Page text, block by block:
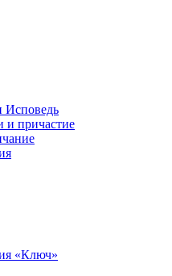
Исповедь
и причастие
«Ключ»